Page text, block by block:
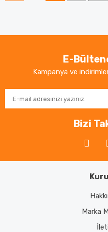
E-
Kampanya ve
Bizi
Marka